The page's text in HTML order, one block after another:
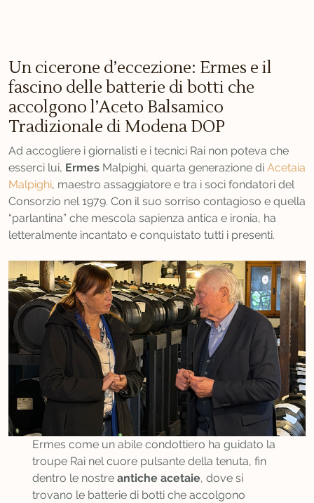
Un cicerone d’eccezione: Ermes e il
fascino delle batterie di botti che
accolgono l’Aceto Balsamico
Tradizionale di Modena DOP
Ad accogliere i giornalisti e i tecnici Rai non poteva che
esserci lui, Ermes Malpighi, quarta generazione di Acetaia
Malpighi, maestro assaggiatore e tra i soci fondatori del
Consorzio nel 1979. Con il suo sorriso contagioso e quella
“parlantina” che mescola sapienza antica e ironia, ha
letteralmente incantato e conquistato tutti i presenti.
Ermes come un abile condottiero ha guidato la
troupe Rai nel cuore pulsante della tenuta, fin
dentro le nostre antiche acetaie, dove si
trovano le batterie di botti che accolgono